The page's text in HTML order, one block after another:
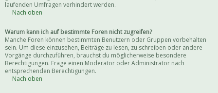
laufenden Umfragen verhindert werden.
Nach oben
Warum kann ich auf bestimmte Foren nicht zugreifen?
Manche Foren können bestimmten Benutzern oder Gruppen vorbehalten
sein. Um diese einzusehen, Beiträge zu lesen, zu schreiben oder andere
Vorgänge durchzuführen, brauchst du möglicherweise besondere
Berechtigungen. Frage einen Moderator oder Administrator nach
entsprechenden Berechtigungen.
Nach oben